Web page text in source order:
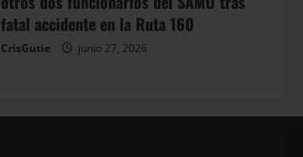
fatal accidente en la Ruta 160
CrisGutie junio 27, 2026